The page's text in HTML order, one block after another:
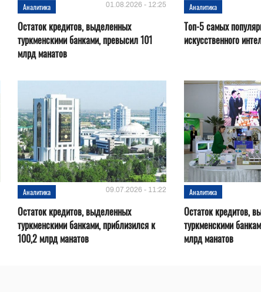
Аналитика 01.08.2026 - 12:25
Остаток кредитов, выделенных
туркменскими банками, превысил 101
млрд манатов
Аналитика
Топ-5 самых
искусственного
Аналитика 09.07.2026 - 11:22
Остаток кредитов, выделенных
туркменскими банками, приблизился к
100,2 млрд манатов
Аналитика
Остаток кредитов,
туркменскими
млрд манатов